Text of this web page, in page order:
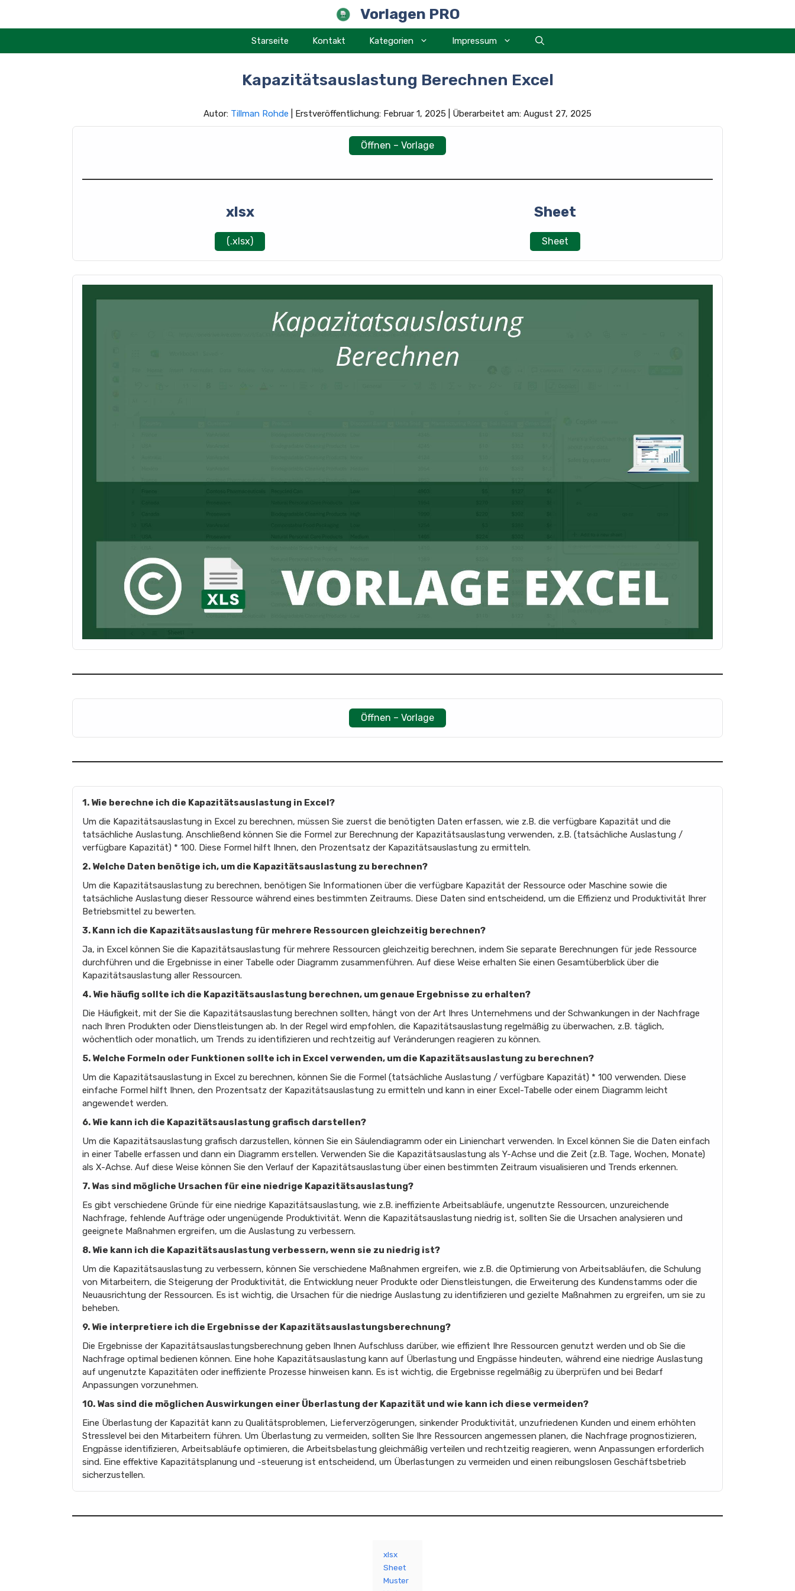
springen
Vorlagen PRO
Starseite Kontakt Kategorien Impressum
Kapazitätsauslastung Berechnen Excel
Autor: Tillman Rohde | Erstveröffentlichung: Februar 1, 2025 | Überarbeitet am: August 27, 2025
Öffnen – Vorlage
xlsx
(.xlsx)
Sheet
Sheet
Öffnen – Vorlage
1. Wie berechne ich die Kapazitätsauslastung in Excel?
Um die Kapazitätsauslastung in Excel zu berechnen, müssen Sie zuerst die benötigten Daten erfassen, wie z.B. die verfügbare Kapazität und die
tatsächliche Auslastung. Anschließend können Sie die Formel zur Berechnung der Kapazitätsauslastung verwenden, z.B. (tatsächliche Auslastung /
verfügbare Kapazität) * 100. Diese Formel hilft Ihnen, den Prozentsatz der Kapazitätsauslastung zu ermitteln.
2. Welche Daten benötige ich, um die Kapazitätsauslastung zu berechnen?
Um die Kapazitätsauslastung zu berechnen, benötigen Sie Informationen über die verfügbare Kapazität der Ressource oder Maschine sowie die
tatsächliche Auslastung dieser Ressource während eines bestimmten Zeitraums. Diese Daten sind entscheidend, um die Effizienz und Produktivität Ihrer
Betriebsmittel zu bewerten.
3. Kann ich die Kapazitätsauslastung für mehrere Ressourcen gleichzeitig berechnen?
Ja, in Excel können Sie die Kapazitätsauslastung für mehrere Ressourcen gleichzeitig berechnen, indem Sie separate Berechnungen für jede Ressource
durchführen und die Ergebnisse in einer Tabelle oder Diagramm zusammenführen. Auf diese Weise erhalten Sie einen Gesamtüberblick über die
Kapazitätsauslastung aller Ressourcen.
4. Wie häufig sollte ich die Kapazitätsauslastung berechnen, um genaue Ergebnisse zu erhalten?
Die Häufigkeit, mit der Sie die Kapazitätsauslastung berechnen sollten, hängt von der Art Ihres Unternehmens und der Schwankungen in der Nachfrage
nach Ihren Produkten oder Dienstleistungen ab. In der Regel wird empfohlen, die Kapazitätsauslastung regelmäßig zu überwachen, z.B. täglich,
wöchentlich oder monatlich, um Trends zu identifizieren und rechtzeitig auf Veränderungen reagieren zu können.
5. Welche Formeln oder Funktionen sollte ich in Excel verwenden, um die Kapazitätsauslastung zu berechnen?
Um die Kapazitätsauslastung in Excel zu berechnen, können Sie die Formel (tatsächliche Auslastung / verfügbare Kapazität) * 100 verwenden. Diese
einfache Formel hilft Ihnen, den Prozentsatz der Kapazitätsauslastung zu ermitteln und kann in einer Excel-Tabelle oder einem Diagramm leicht
angewendet werden.
6. Wie kann ich die Kapazitätsauslastung grafisch darstellen?
Um die Kapazitätsauslastung grafisch darzustellen, können Sie ein Säulendiagramm oder ein Linienchart verwenden. In Excel können Sie die Daten einfach
in einer Tabelle erfassen und dann ein Diagramm erstellen. Verwenden Sie die Kapazitätsauslastung als Y-Achse und die Zeit (z.B. Tage, Wochen, Monate)
als X-Achse. Auf diese Weise können Sie den Verlauf der Kapazitätsauslastung über einen bestimmten Zeitraum visualisieren und Trends erkennen.
7. Was sind mögliche Ursachen für eine niedrige Kapazitätsauslastung?
Es gibt verschiedene Gründe für eine niedrige Kapazitätsauslastung, wie z.B. ineffiziente Arbeitsabläufe, ungenutzte Ressourcen, unzureichende
Nachfrage, fehlende Aufträge oder ungenügende Produktivität. Wenn die Kapazitätsauslastung niedrig ist, sollten Sie die Ursachen analysieren und
geeignete Maßnahmen ergreifen, um die Auslastung zu verbessern.
8. Wie kann ich die Kapazitätsauslastung verbessern, wenn sie zu niedrig ist?
Um die Kapazitätsauslastung zu verbessern, können Sie verschiedene Maßnahmen ergreifen, wie z.B. die Optimierung von Arbeitsabläufen, die Schulung
von Mitarbeitern, die Steigerung der Produktivität, die Entwicklung neuer Produkte oder Dienstleistungen, die Erweiterung des Kundenstamms oder die
Neuausrichtung der Ressourcen. Es ist wichtig, die Ursachen für die niedrige Auslastung zu identifizieren und gezielte Maßnahmen zu ergreifen, um sie zu
beheben.
9. Wie interpretiere ich die Ergebnisse der Kapazitätsauslastungsberechnung?
Die Ergebnisse der Kapazitätsauslastungsberechnung geben Ihnen Aufschluss darüber, wie effizient Ihre Ressourcen genutzt werden und ob Sie die
Nachfrage optimal bedienen können. Eine hohe Kapazitätsauslastung kann auf Überlastung und Engpässe hindeuten, während eine niedrige Auslastung
auf ungenutzte Kapazitäten oder ineffiziente Prozesse hinweisen kann. Es ist wichtig, die Ergebnisse regelmäßig zu überprüfen und bei Bedarf
Anpassungen vorzunehmen.
10. Was sind die möglichen Auswirkungen einer Überlastung der Kapazität und wie kann ich diese vermeiden?
Eine Überlastung der Kapazität kann zu Qualitätsproblemen, Lieferverzögerungen, sinkender Produktivität, unzufriedenen Kunden und einem erhöhten
Stresslevel bei den Mitarbeitern führen. Um Überlastung zu vermeiden, sollten Sie Ihre Ressourcen angemessen planen, die Nachfrage prognostizieren,
Engpässe identifizieren, Arbeitsabläufe optimieren, die Arbeitsbelastung gleichmäßig verteilen und rechtzeitig reagieren, wenn Anpassungen erforderlich
sind. Eine effektive Kapazitätsplanung und -steuerung ist entscheidend, um Überlastungen zu vermeiden und einen reibungslosen Geschäftsbetrieb
sicherzustellen.
xlsx
Sheet
Muster